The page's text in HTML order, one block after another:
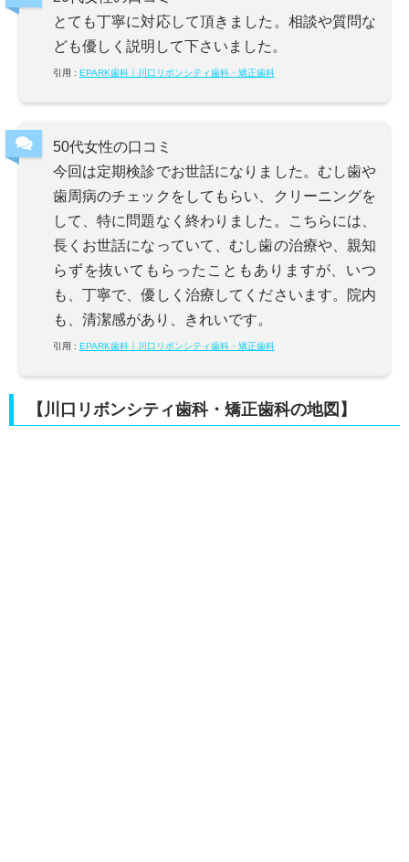
とても丁寧に対応して頂きました。相談や質問な
ども優しく説明して下さいました。
引用 : EPARK歯科｜川口リボンシティ歯科・矯正歯科
50代女性の口コミ
今回は定期検診でお世話になりました。むし歯や
歯周病のチェックをしてもらい、クリーニングを
して、特に問題なく終わりました。こちらには、
長くお世話になっていて、むし歯の治療や、親知
らずを抜いてもらったこともありますが、いつ
も、丁寧で、優しく治療してくださいます。院内
も、清潔感があり、きれいです。
引用 : EPARK歯科｜川口リボンシティ歯科・矯正歯科
【川口リボンシティ歯科・矯正歯科の地図】